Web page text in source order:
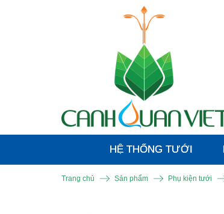
HỆ THỐNG TƯỚI
Trang chủ Sản phẩm Phụ kiện tưới